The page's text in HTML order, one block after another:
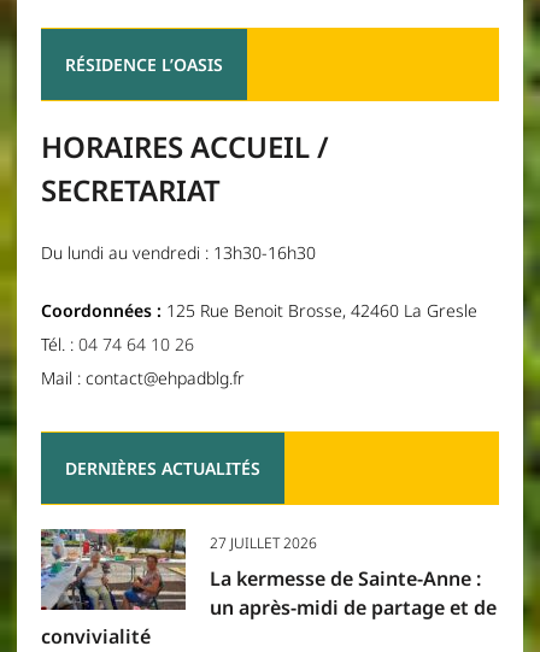
RÉSIDENCE L’OASIS
HORAIRES ACCUEIL /
SECRETARIAT
Du lundi au vendredi : 13h30-16h30
Coordonnées : 125 Rue Benoit Brosse, 42460 La Gresle
Tél. : 04 74 64 10 26
Mail : contact@ehpadblg.fr
DERNIÈRES ACTUALITÉS
27 JUILLET 2026
La kermesse de Sainte-Anne :
un après-midi de partage et de
convivialité